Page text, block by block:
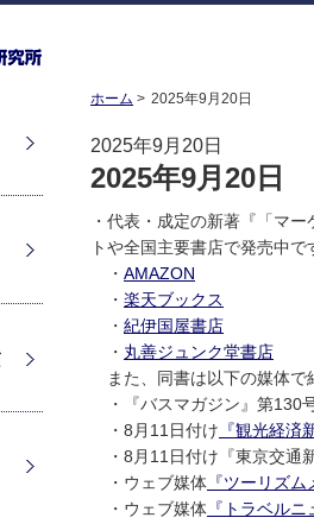
ホーム 2025年9月20日
2025年9月20日
2025年9月20日
・代表・成定の新著『「マ
トや全国主要書店で発売中で
・ AMAZON
・ 楽天ブックス
・ 紀伊国屋書店
・ 丸善ジュンク堂書店
また、同書は以下の媒体で
・『バスマガジン』第130
・8月11日付け 『観光経済
・8月11日付け『東京交通
・ウェブ媒体 『ツーリズ
・ウェブ媒体 『トラベル